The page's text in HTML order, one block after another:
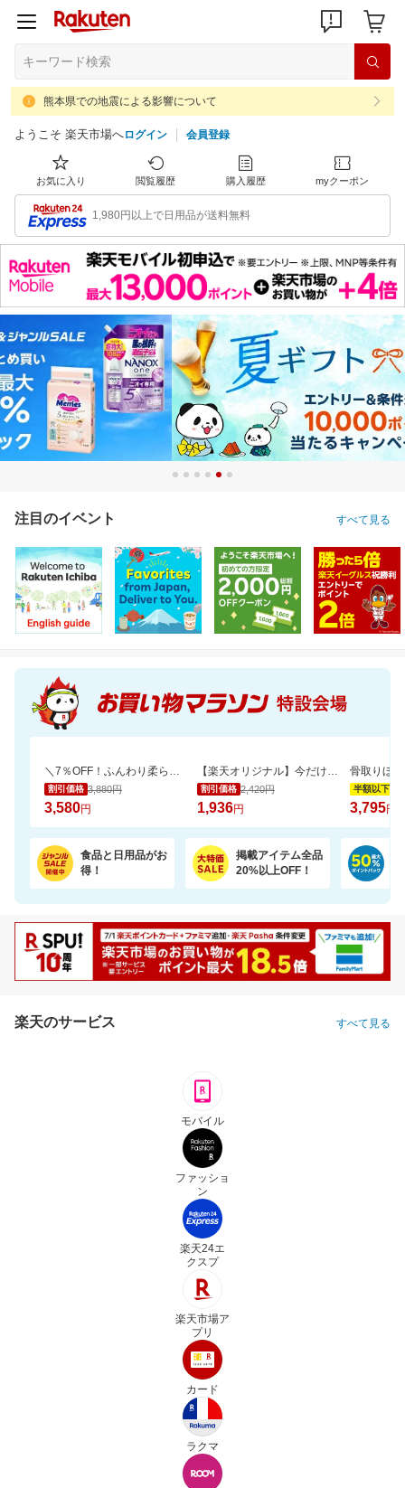
熊本県での地震による影響について
ようこそ 楽天市場へログイン 会員登録
お気に入り 閲覧履歴 購入履歴 myクーポン
1,980円以上で日用品が送料無料
注目のイベント すべて見る
＼7％OFF！ふんわり柔らか／大容量48ロール！2倍巻きトイレットペーパー
割引価格 3,880円
3,580円
【楽天オリジナル】今だけ20％OFFセール！高コスパのペットシーツ大容量！
割引価格 2,420円
1,936円
半額以下
3,795円
食品と日用品がお
得！
掲載アイテム全品
20%以上OFF！
楽天のサービス すべて見る
モバイル
ファッショ
ン
楽天24エ
クスプ
楽天市場ア
プリ
カード
ラクマ